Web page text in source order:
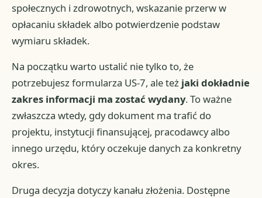
społecznych i zdrowotnych, wskazanie przerw w
opłacaniu składek albo potwierdzenie podstaw
wymiaru składek.
Na początku warto ustalić nie tylko to, że
potrzebujesz formularza US-7, ale też jaki dokładnie
zakres informacji ma zostać wydany. To ważne
zwłaszcza wtedy, gdy dokument ma trafić do
projektu, instytucji finansującej, pracodawcy albo
innego urzędu, który oczekuje danych za konkretny
okres.
Druga decyzja dotyczy kanału złożenia. Dostępne